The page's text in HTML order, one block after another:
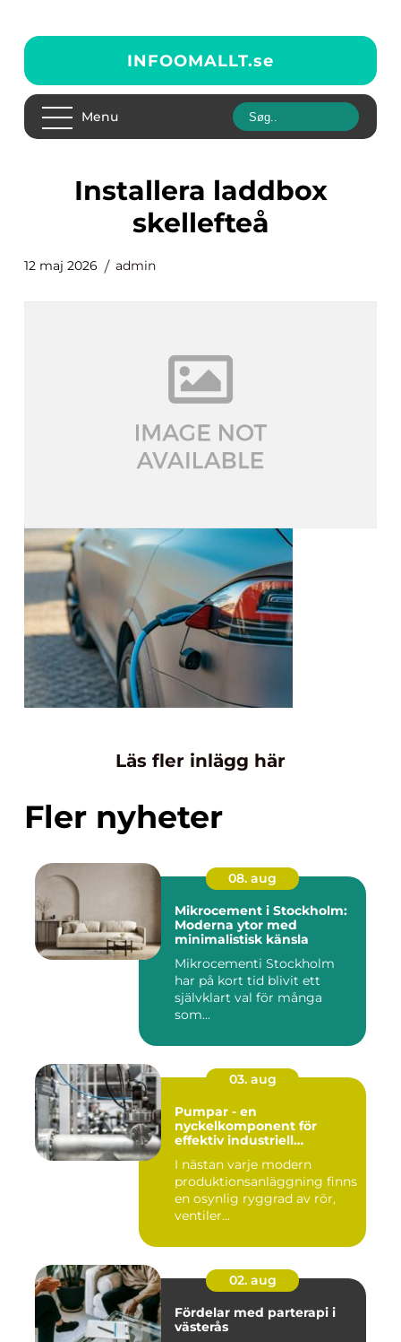
INFOOMALLT.se
Menu
Installera laddbox
skellefteå
12 maj 2026 admin
Läs fler inlägg här
Fler nyheter
08. aug
Mikrocement i Stockholm:
Moderna ytor med
minimalistisk känsla
Mikrocementi Stockholm
har på kort tid blivit ett
självklart val för många
som...
03. aug
Pumpar - en
nyckelkomponent för
effektiv industriell
I nästan varje modern
produktionsanläggning finns
en osynlig ryggrad av rör,
ventiler...
02. aug
Fördelar med parterapi i
västerås